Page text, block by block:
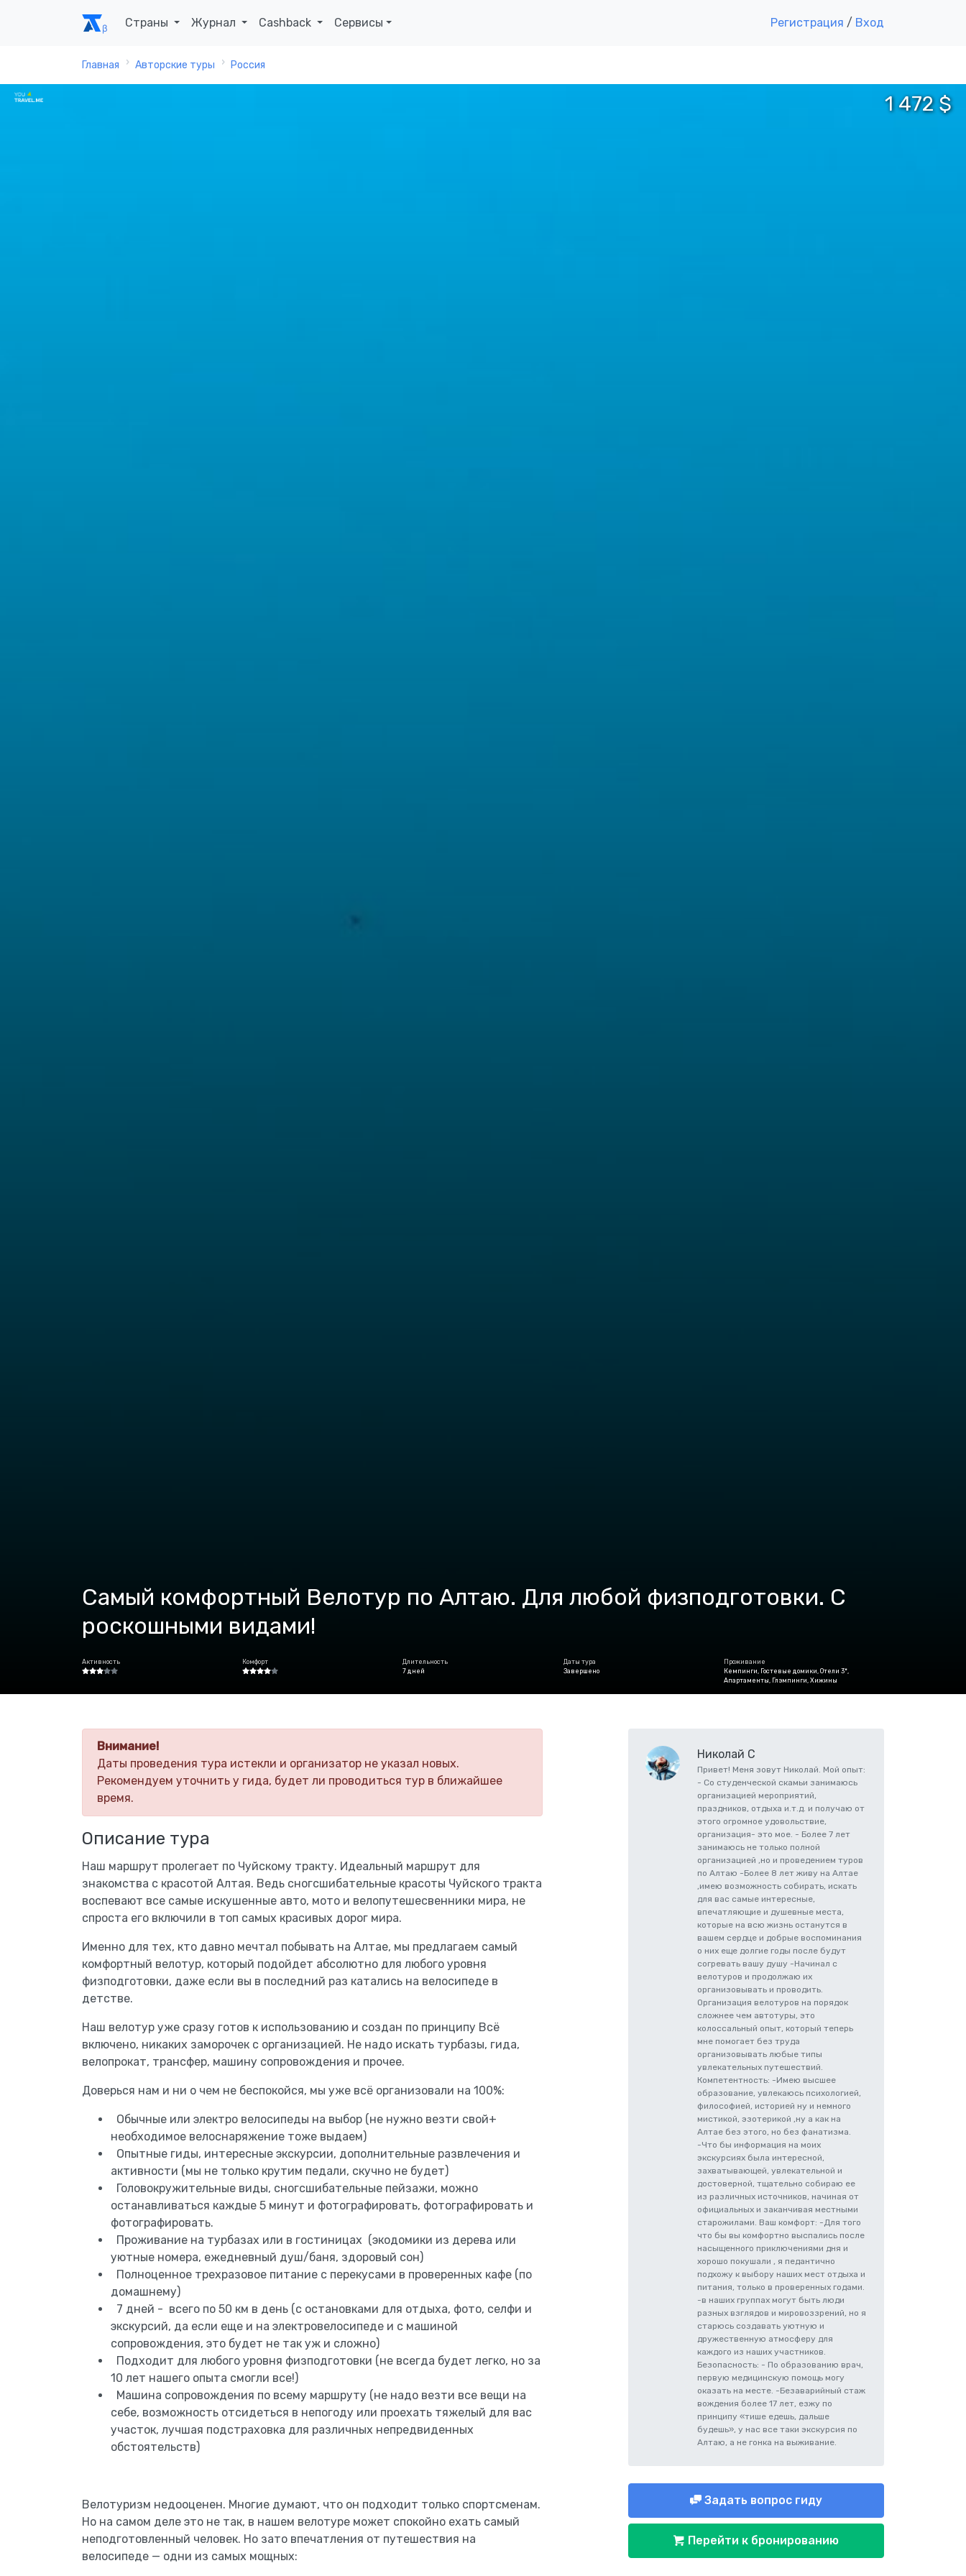
Страны Журнал Cashback Сервисы Регистрация / Вход
Главная Авторские туры Россия
1 472 $
Самый комфортный Велотур по Алтаю. Для любой физподготовки. С
роскошными видами!
Активность Комфорт
Длительность
7 дней
Даты тура
Завершено
Проживание
Кемпинги, Гостевые домики, Отели 3*,
Апартаменты, Глэмпинги, Хижины
Внимание!
Даты проведения тура истекли и организатор не указал новых.
Рекомендуем уточнить у гида, будет ли проводиться тур в ближайшее
время.
Описание тура
Наш маршрут пролегает по Чуйскому тракту. Идеальный маршрут для
знакомства с красотой Алтая. Ведь сногсшибательные красоты Чуйского тракта
воспевают все самые искушенные авто, мото и велопутешесвенники мира, не
спроста его включили в топ самых красивых дорог мира.
Именно для тех, кто давно мечтал побывать на Алтае, мы предлагаем самый
комфортный велотур, который подойдет абсолютно для любого уровня
физподготовки, даже если вы в последний раз катались на велосипеде в
детстве.
Наш велотур уже сразу готов к использованию и создан по принципу Всё
включено, никаких заморочек с организацией. Не надо искать турбазы, гида,
велопрокат, трансфер, машину сопровождения и прочее.
Доверься нам и ни о чем не беспокойся, мы уже всё организовали на 100%:
Обычные или электро велосипеды на выбор (не нужно везти свой+
необходимое велоснаряжение тоже выдаем)
Опытные гиды, интересные экскурсии, дополнительные развлечения и
активности (мы не только крутим педали, скучно не будет)
Головокружительные виды, сногсшибательные пейзажи, можно
останавливаться каждые 5 минут и фотографировать, фотографировать и
фотографировать.
Проживание на турбазах или в гостиницах (экодомики из дерева или
уютные номера, ежедневный душ/баня, здоровый сон)
Полноценное трехразовое питание с перекусами в проверенных кафе (по
домашнему)
7 дней - всего по 50 км в день (с остановками для отдыха, фото, селфи и
экскурсий, да если еще и на электровелосипеде и с машиной
сопровождения, это будет не так уж и сложно)
Подходит для любого уровня физподготовки (не всегда будет легко, но за
10 лет нашего опыта смогли все!)
Машина сопровождения по всему маршруту (не надо везти все вещи на
себе, возможность отсидеться в непогоду или проехать тяжелый для вас
участок, лучшая подстраховка для различных непредвиденных
обстоятельств)
Велотуризм недооценен. Многие думают, что он подходит только спортсменам.
Но на самом деле это не так, в нашем велотуре может спокойно ехать самый
неподготовленный человек. Но зато впечатления от путешествия на
велосипеде — одни из самых мощных:
Николай С
Привет! Меня зовут Николай. Мой опыт:
- Со студенческой скамьи занимаюсь
организацией мероприятий,
праздников, отдыха и.т.д. и получаю от
этого огромное удовольствие,
организация- это мое. - Более 7 лет
занимаюсь не только полной
организацией ,но и проведением туров
по Алтаю -Более 8 лет живу на Алтае
,имею возможность собирать, искать
для вас самые интересные,
впечатляющие и душевные места,
которые на всю жизнь останутся в
вашем сердце и добрые воспоминания
о них еще долгие годы после будут
согревать вашу душу -Начинал с
велотуров и продолжаю их
организовывать и проводить.
Организация велотуров на порядок
сложнее чем автотуры, это
колоссальный опыт, который теперь
мне помогает без труда
организовывать любые типы
увлекательных путешествий.
Компетентность: -Имею высшее
образование, увлекаюсь психологией,
философией, историей ну и немного
мистикой, эзотерикой ,ну а как на
Алтае без этого, но без фанатизма.
-Что бы информация на моих
экскурсиях была интересной,
захватывающей, увлекательной и
достоверной, тщательно собираю ее
из различных источников, начиная от
официальных и заканчивая местными
старожилами. Ваш комфорт: -Для того
что бы вы комфортно выспались после
насыщенного приключениями дня и
хорошо покушали , я педантично
подхожу к выбору наших мест отдыха и
питания, только в проверенных годами.
-в наших группах могут быть люди
разных взглядов и мировоззрений, но я
старюсь создавать уютную и
дружественную атмосферу для
каждого из наших участников.
Безопасность: - По образованию врач,
первую медицинскую помощь могу
оказать на месте. -Безаварийный стаж
вождения более 17 лет, езжу по
принципу «тише едешь, дальше
будешь», у нас все таки экскурсия по
Алтаю, а не гонка на выживание.
Задать вопрос гиду
Перейти к бронированию